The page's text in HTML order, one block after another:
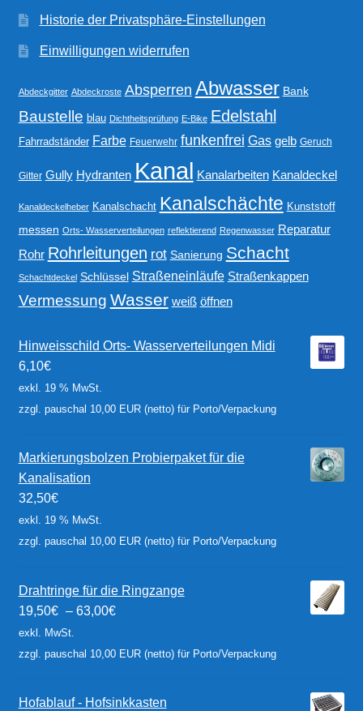
Historie der Privatsphäre-Einstellungen
Einwilligungen widerrufen
Abdeckgitter Abdeckroste Absperren Abwasser Bank
Baustelle blau Dichtheitsprüfung E-Bike Edelstahl
Fahrradständer Farbe Feuerwehr funkenfrei Gas gelb Geruch
Gitter Gully Hydranten Kanal Kanalarbeiten Kanaldeckel
Kanaldeckelheber Kanalschacht Kanalschächte Kunststoff
messen Orts- Wasserverteilungen reflektierend Regenwasser Reparatur
Rohr Rohrleitungen rot Sanierung Schacht
Schachtdeckel Schlüssel Straßeneinläufe Straßenkappen
Vermessung Wasser weiß öffnen
Hinweisschild Orts- Wasserverteilungen Midi
6,10€
exkl. 19 % MwSt.
zzgl. pauschal 10,00 EUR (netto) für Porto/Verpackung
Markierungsbolzen Probierpaket für die
Kanalisation
32,50€
exkl. 19 % MwSt.
zzgl. pauschal 10,00 EUR (netto) für Porto/Verpackung
Drahtringe für die Ringzange
19,50€ – 63,00€
exkl. MwSt.
zzgl. pauschal 10,00 EUR (netto) für Porto/Verpackung
Hofablauf - Hofsinkkasten